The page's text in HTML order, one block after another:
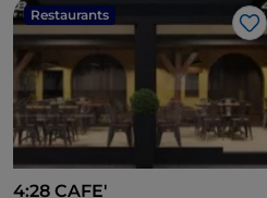
Restaurants
4:28 CAFE'